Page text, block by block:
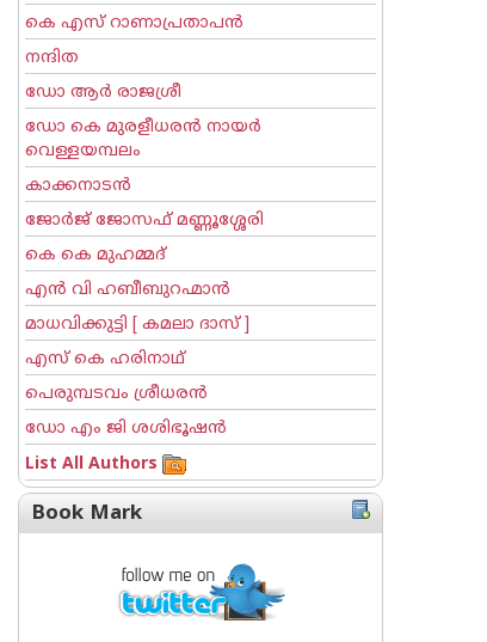
കെ എസ് റാണാപ്രതാപന്‍
നന്ദിത
ഡോ ആര്‍ രാജശ്രീ
ഡോ കെ മുരളീധരന്‍ നായര്‍
വെള്ളയമ്പലം
കാക്കനാടന്‍
ജോര്‍ജ് ജോസഫ് മണ്ണൂശ്ശേരി
കെ കെ മുഹമ്മദ്
എന്‍ വി ഹബീബുറഹ്മാന്‍
മാധവിക്കുട്ടി [ കമലാ ദാസ് ]
എസ് കെ ഹരിനാഥ്
പെരുമ്പടവം ശ്രീധര‌ന്‍
ഡോ എം ജി ശശിഭൂഷന്‍
List All Authors
Book Mark